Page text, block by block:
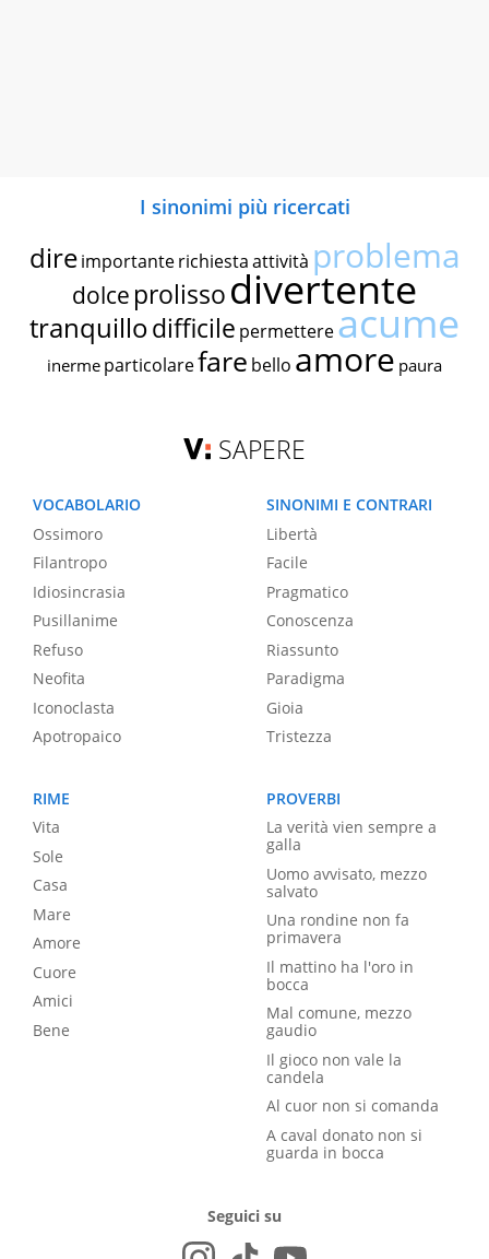
I sinonimi più ricercati
dire importante richiestaattività problema
dolce prolissodivertente
tranquillodifficile permettereacume
inerme particolarefare bello amore paura
SAPERE
VOCABOLARIO
Ossimoro
Filantropo
Idiosincrasia
Pusillanime
Refuso
Neofita
Iconoclasta
Apotropaico
SINONIMI E CONTRARI
Libertà
Facile
Pragmatico
Conoscenza
Riassunto
Paradigma
Gioia
Tristezza
RIME
Vita
Sole
Casa
Mare
Amore
Cuore
Amici
Bene
PROVERBI
La verità vien sempre a
galla
Uomo avvisato, mezzo
salvato
Una rondine non fa
primavera
Il mattino ha l'oro in
bocca
Mal comune, mezzo
gaudio
Il gioco non vale la
candela
Al cuor non si comanda
A caval donato non si
guarda in bocca
Seguici su